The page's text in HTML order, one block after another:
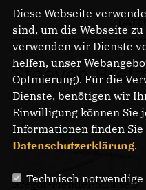
Steeven
Gregor-Mendel-Straße 3
Diese Webseite
sind, um die Webseite
verwenden wir Dienste
helfen, unser
Optmierung). Für die
Dienste, benötigen wir
Einwilligung können Sie
Informationen finden
Datenschutzerklärung.
Technisch notwendige